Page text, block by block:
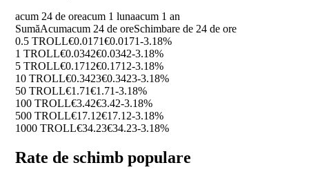
acum 24 de oreacum 1 lunaacum 1 an
SumăAcumacum 24 de oreSchimbare de 24 de ore
0.5 TROLL€0.0171€0.0171-3.18%
1 TROLL€0.0342€0.0342-3.18%
5 TROLL€0.1712€0.1712-3.18%
10 TROLL€0.3423€0.3423-3.18%
50 TROLL€1.71€1.71-3.18%
100 TROLL€3.42€3.42-3.18%
500 TROLL€17.12€17.12-3.18%
1000 TROLL€34.23€34.23-3.18%
Rate de schimb populare